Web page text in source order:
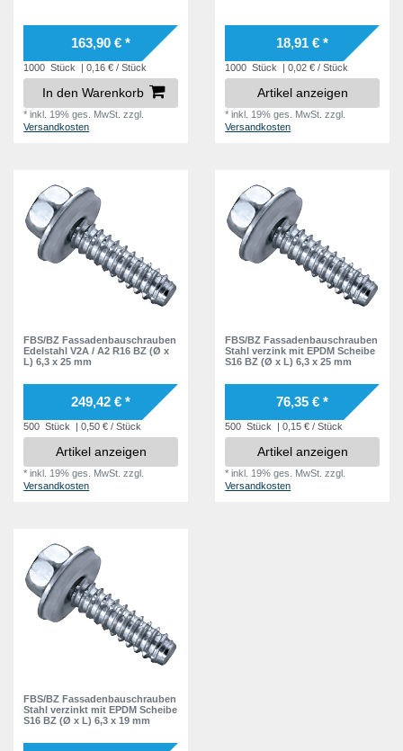
163,90 € *
1000 Stück | 0,16 € / Stück
In den Warenkorb
*inkl. 19% ges. MwSt. zzgl.
Versandkosten
18,91 € *
1000 Stück | 0,02 € / Stück
Artikel anzeigen
*inkl. 19% ges. MwSt. zzgl.
Versandkosten
FBS/BZ Fassadenbauschrauben
Edelstahl V2A / A2 R16 BZ (Ø x
L) 6,3 x 25 mm
249,42 € *
500 Stück | 0,50 € / Stück
Artikel anzeigen
*inkl. 19% ges. MwSt. zzgl.
Versandkosten
FBS/BZ Fassadenbauschrauben
Stahl verzink mit EPDM Scheibe
S16 BZ (Ø x L) 6,3 x 25 mm
76,35 € *
500 Stück | 0,15 € / Stück
Artikel anzeigen
*inkl. 19% ges. MwSt. zzgl.
Versandkosten
FBS/BZ Fassadenbauschrauben
Stahl verzinkt mit EPDM Scheibe
S16 BZ (Ø x L) 6,3 x 19 mm